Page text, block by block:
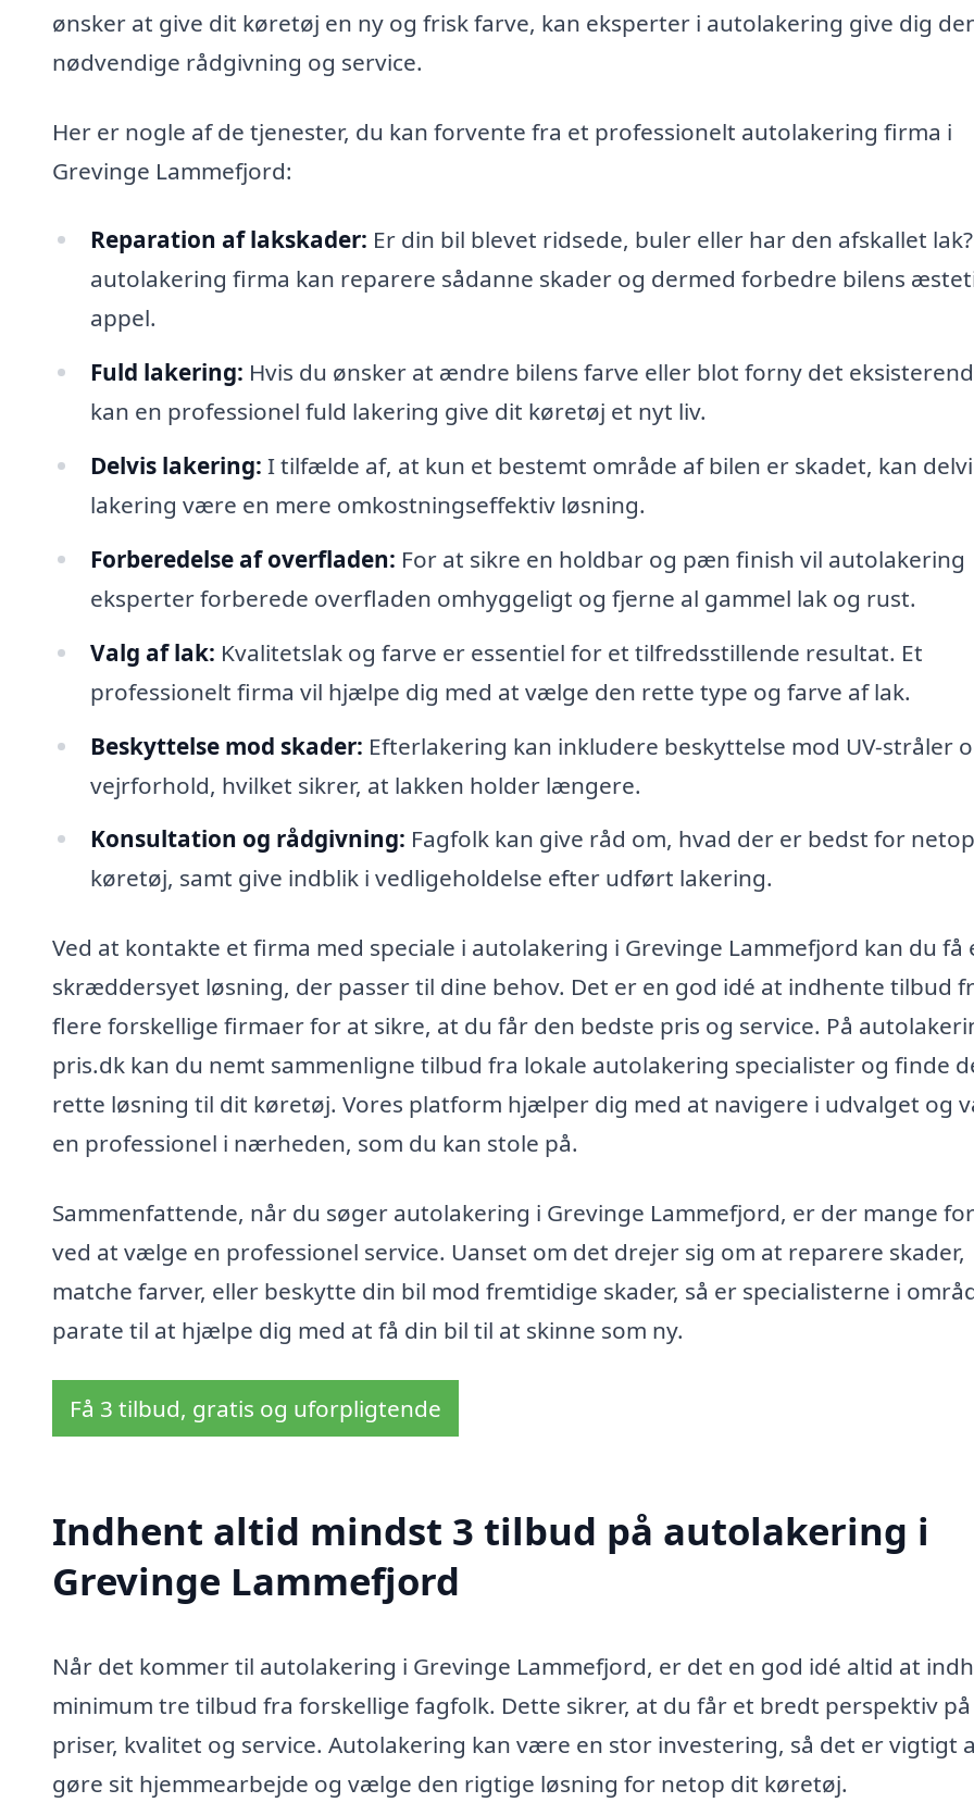
ønsker at give dit køretøj en ny og frisk farve, kan eksperter i autolakering give dig
nødvendige rådgivning og service.
Her er nogle af de tjenester, du kan forvente fra et professionelt autolakering firma i
Grevinge Lammefjord:
Reparation af lakskader: Er din bil blevet ridsede, buler eller har den afskallet
autolakering firma kan reparere sådanne skader og dermed forbedre bilens
appel.
Fuld lakering: Hvis du ønsker at ændre bilens farve eller blot forny det
kan en professionel fuld lakering give dit køretøj et nyt liv.
Delvis lakering: I tilfælde af, at kun et bestemt område af bilen er skadet, kan
lakering være en mere omkostningseffektiv løsning.
Forberedelse af overfladen: For at sikre en holdbar og pæn finish vil autolakering
eksperter forberede overfladen omhyggeligt og fjerne al gammel lak og rust.
Valg af lak: Kvalitetslak og farve er essentiel for et tilfredsstillende resultat. Et
professionelt firma vil hjælpe dig med at vælge den rette type og farve af lak.
Beskyttelse mod skader: Efterlakering kan inkludere beskyttelse mod UV-stråler
vejrforhold, hvilket sikrer, at lakken holder længere.
Konsultation og rådgivning: Fagfolk kan give råd om, hvad der er bedst for
køretøj, samt give indblik i vedligeholdelse efter udført lakering.
Ved at kontakte et firma med speciale i autolakering i Grevinge Lammefjord kan du få
skræddersyet løsning, der passer til dine behov. Det er en god idé at indhente tilbud
flere forskellige firmaer for at sikre, at du får den bedste pris og service. På
pris.dk kan du nemt sammenligne tilbud fra lokale autolakering specialister og finde
rette løsning til dit køretøj. Vores platform hjælper dig med at navigere i udvalget og
en professionel i nærheden, som du kan stole på.
Sammenfattende, når du søger autolakering i Grevinge Lammefjord, er der mange
ved at vælge en professionel service. Uanset om det drejer sig om at reparere skader,
matche farver, eller beskytte din bil mod fremtidige skader, så er specialisterne i
parate til at hjælpe dig med at få din bil til at skinne som ny.
Få 3 tilbud, gratis og uforpligtende
Indhent altid mindst 3 tilbud på autolakering i
Grevinge Lammefjord
Når det kommer til autolakering i Grevinge Lammefjord, er det en god idé altid at
minimum tre tilbud fra forskellige fagfolk. Dette sikrer, at du får et bredt perspektiv på
priser, kvalitet og service. Autolakering kan være en stor investering, så det er vigtigt
gøre sit hjemmearbejde og vælge den rigtige løsning for netop dit køretøj.